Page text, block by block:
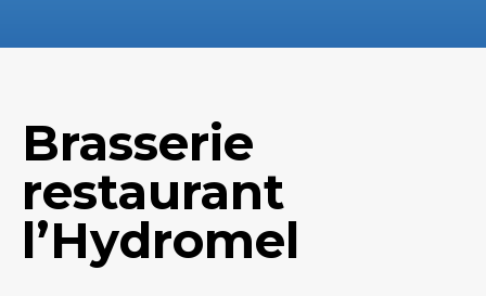
Brasserie
restaurant
l’Hydromel